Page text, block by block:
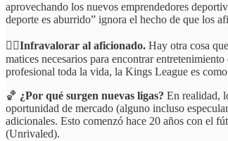
aprovechando los nuevos emprendedores
deporte es aburrido” ignora el hecho de que los
🤦‍♂️Infravalorar al aficionado. Hay otra cosa
matices necesarios para encontrar
profesional toda la vida, la Kings League es
🏀 ¿Por qué surgen nuevas ligas? En realidad,
oportunidad de mercado (alguno incluso
adicionales. Esto comenzó hace 20 años con el
(Unrivaled).